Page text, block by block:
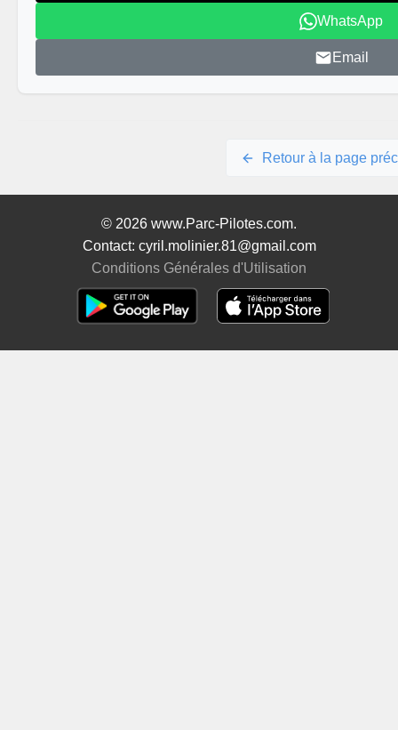
WhatsApp
Email
Retour à la page
© 2026 www.Parc-Pilotes.com.
Contact: cyril.molinier.81@gmail.com
Conditions Générales d'Utilisation